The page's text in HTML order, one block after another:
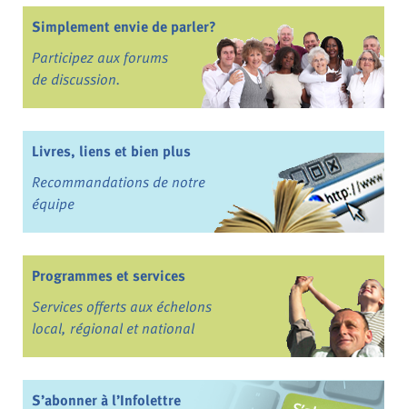
Simplement envie de parler?
Participez aux forums
de discussion.
Livres, liens et bien plus
Recommandations de notre
équipe
Programmes et services
Services offerts aux échelons
local, régional et national
S’abonner à l’Infolettre